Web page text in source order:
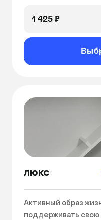
1 425 ₽
люкс
Активный образ
поддерживать